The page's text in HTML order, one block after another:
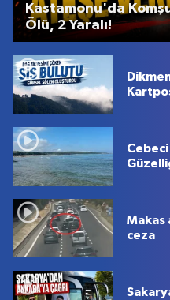
Kastamonu'da
Ölü, 2 Yaralı!
Makas
ceza